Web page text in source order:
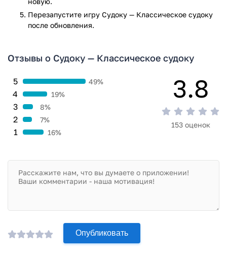
Перезапустите игру Судоку — Классическое судоку
после обновления.
Отзывы о Судоку — Классическое судоку
1 16%
2 7%
3 8%
4 19%
5 49% 3.8
153 оценок
Опубликовать